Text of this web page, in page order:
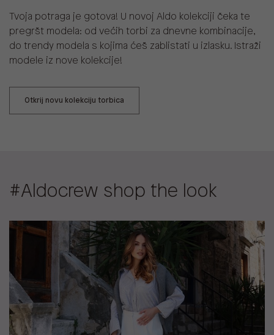
Tvoja potraga je gotova! U novoj Aldo kolekciji čeka te
pregršt modela: od većih torbi za dnevne kombinacije,
do trendy modela s kojima ćeš zablistati u izlasku. Istraži
modele iz nove kolekcije!
Otkrij novu kolekciju torbica
#Aldocrew shop the look